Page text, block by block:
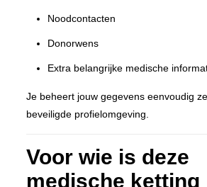
Noodcontacten
Donorwens
Extra belangrijke medische
Je beheert jouw gegevens eenvoudig
beveiligde profielomgeving.
Voor wie is deze
medische ketting